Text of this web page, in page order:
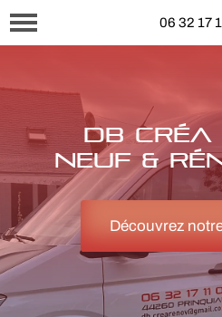
06 32 17
DB CRÉA
NEUF &
Découvrez